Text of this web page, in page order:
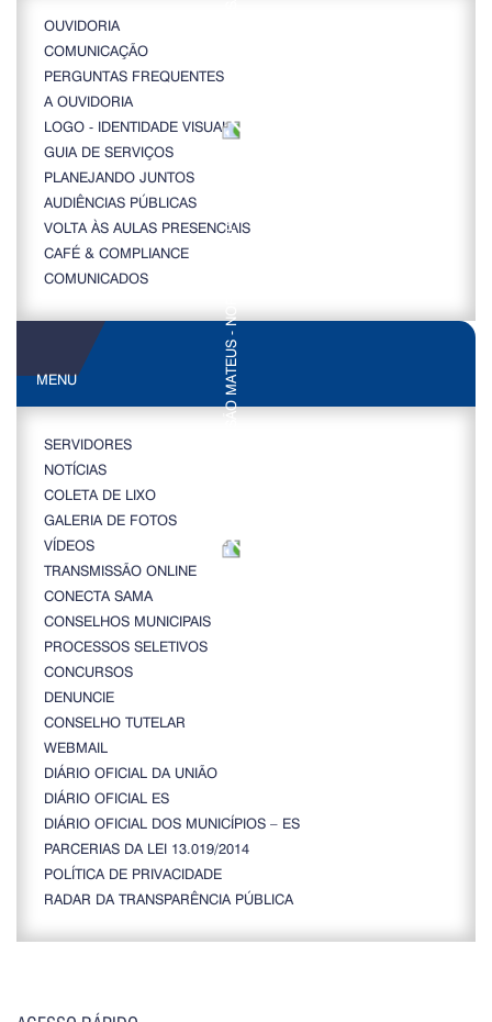
OUVIDORIA
COMUNICAÇÃO
PERGUNTAS FREQUENTES
A OUVIDORIA
LOGO - IDENTIDADE VISUAL
GUIA DE SERVIÇOS
PLANEJANDO JUNTOS
AUDIÊNCIAS PÚBLICAS
VOLTA ÀS AULAS PRESENCIAIS
CAFÉ & COMPLIANCE
COMUNICADOS
MENU
SERVIDORES
NOTÍCIAS
COLETA DE LIXO
GALERIA DE FOTOS
VÍDEOS
TRANSMISSÃO ONLINE
CONECTA SAMA
CONSELHOS MUNICIPAIS
PROCESSOS SELETIVOS
CONCURSOS
DENUNCIE
CONSELHO TUTELAR
WEBMAIL
DIÁRIO OFICIAL DA UNIÃO
DIÁRIO OFICIAL ES
DIÁRIO OFICIAL DOS MUNICÍPIOS – ES
PARCERIAS DA LEI 13.019/2014
POLÍTICA DE PRIVACIDADE
RADAR DA TRANSPARÊNCIA PÚBLICA